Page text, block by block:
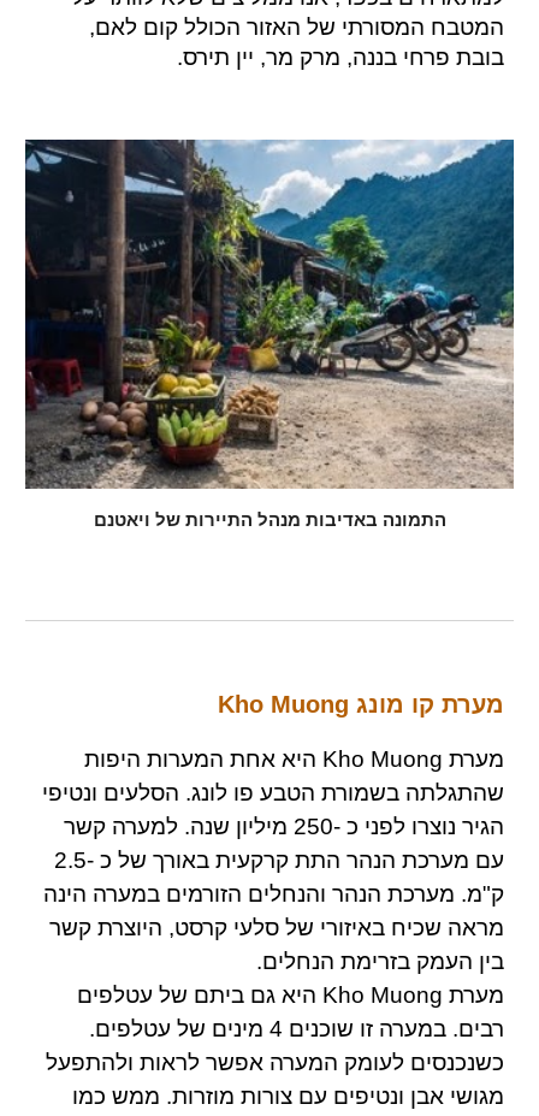
המטבח המסורתי של האזור הכולל קום לאם,
בובת פרחי בננה, מרק מר, יין תירס.
התמונה באדיבות מנהל התיירות של ויאטנם
מערת קו מונג Kho Muong
מערת Kho Muong היא אחת המערות היפות
שהתגלתה בשמורת הטבע פו לונג. הסלעים ונטיפי
הגיר נוצרו לפני כ -250 מיליון שנה. למערה קשר
עם מערכת הנהר התת קרקעית באורך של כ -2.5
ק"מ. מערכת הנהר והנחלים הזורמים במערה הינה
מראה שכיח באיזורי של סלעי קרסט, היוצרת קשר
בין העמק בזרימת הנחלים.
מערת Kho Muong היא גם ביתם של עטלפים
רבים. במערה זו שוכנים 4 מינים של עטלפים.
כשנכנסים לעומק המערה אפשר לראות ולהתפעל
מגושי אבן ונטיפים עם צורות מוזרות. ממש כמו